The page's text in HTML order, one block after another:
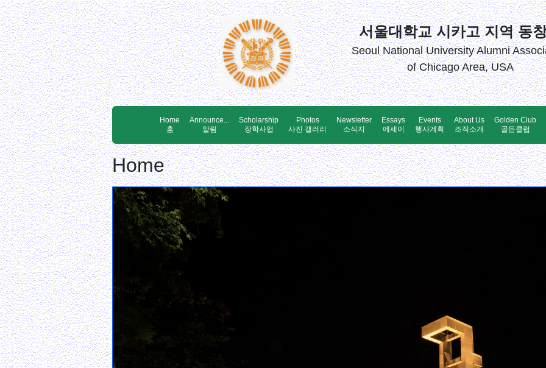
서울대학교 시카고 지역 동
Seoul National University Alumni
of Chicago Area, USA
Home
홈
Announce...
알림
Scholarship
장학사업
Photos
사진 갤러리
Newsletter
소식지
Essays
에세이
Events
행사계획
About Us
조직소개
Golden Club
골든클럽
Home